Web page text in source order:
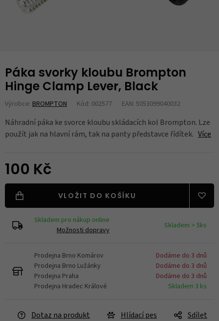
Páka svorky kloubu Brompton
Hinge Clamp Lever, Black
Výrobce: BROMPTON Kód: 002577 EAN: 5053099040032
Náhradní páka ke svorce kloubu skládacích kol Brompton. Lze
použít jak na hlavní rám, tak na panty představce řídítek. Více
100 Kč
VLOŽIT DO KOŠÍKU
Skladem pro nákup online
Možnosti dopravy
Skladem > 5ks
Prodejna Brno Komárov
Dodáme do 3 dnů
Prodejna Brno Lužánky
Dodáme do 3 dnů
Prodejna Praha
Dodáme do 3 dnů
Prodejna Hradec Králové
Skladem 3 ks
Dotaz na produkt Hlídací pes Sdílet